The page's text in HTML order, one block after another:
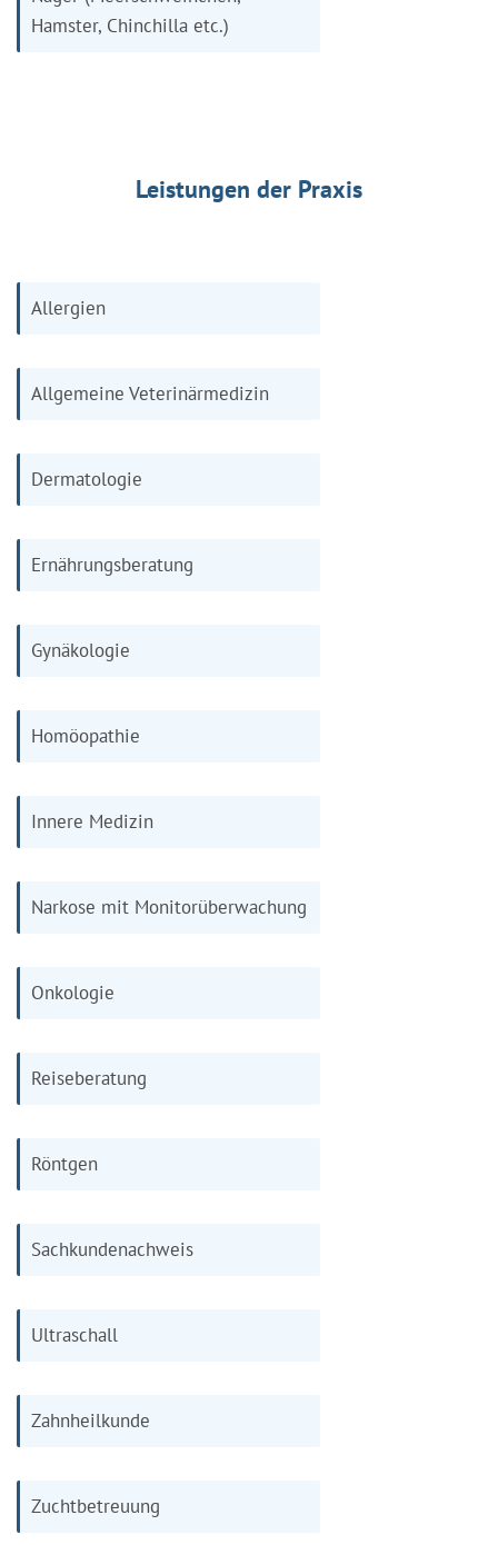
Hamster, Chinchilla etc.)
Leistungen der Praxis
Allergien
Allgemeine Veterinärmedizin
Dermatologie
Ernährungsberatung
Gynäkologie
Homöopathie
Innere Medizin
Narkose mit Monitorüberwachung
Onkologie
Reiseberatung
Röntgen
Sachkundenachweis
Ultraschall
Zahnheilkunde
Zuchtbetreuung